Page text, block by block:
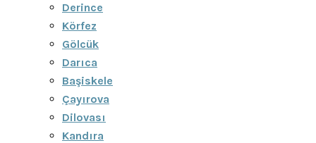
Derince
Körfez
Gölcük
Darıca
Başiskele
Çayırova
Dilovası
Kandıra